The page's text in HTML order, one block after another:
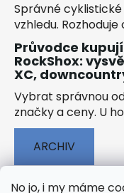
No jo, i my máme
Správné
vzhledu. Rozhoduje
Průvodce
RockShox:
XC,
Vybrat správnou
značky a ceny. U
ARCHIV